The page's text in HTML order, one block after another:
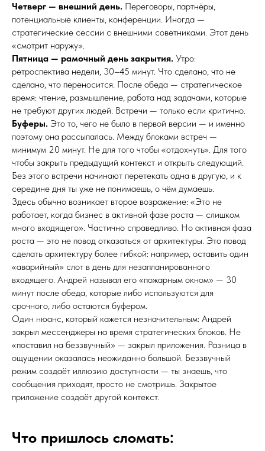
Четверг — внешний день. Переговоры, партнёры,
потенциальные клиенты, конференции. Иногда —
стратегические сессии с внешними советниками. Этот день
«смотрит наружу».
Пятница — рамочный день закрытия. Утро:
ретроспектива недели, 30–45 минут. Что сделано, что не
сделано, что переносится. После обеда — стратегическое
время: чтение, размышление, работа над задачами, которые
не требуют других людей. Встречи — только если критично.
Буферы. Это то, чего не было в первой версии — и именно
поэтому она рассыпалась. Между блоками встреч —
минимум 20 минут. Не для того чтобы «отдохнуть». Для того
чтобы закрыть предыдущий контекст и открыть следующий.
Без этого встречи начинают перетекать одна в другую, и к
середине дня ты уже не понимаешь, о чём думаешь.
Здесь обычно возникает второе возражение: «Это не
работает, когда бизнес в активной фазе роста — слишком
много входящего». Частично справедливо. Но активная фаза
роста — это не повод отказаться от архитектуры. Это повод
сделать архитектуру более гибкой: например, оставить один
«аварийный» слот в день для незапланированного
входящего. Андрей называл его «пожарным окном» — 30
минут после обеда, которые либо используются для
срочного, либо остаются буфером.
Один нюанс, который кажется незначительным: Андрей
закрыл мессенджеры на время стратегических блоков. Не
«поставил на беззвучный» — закрыл приложения. Разница в
ощущении оказалась неожиданно большой. Беззвучный
режим создаёт иллюзию доступности — ты знаешь, что
сообщения приходят, просто не смотришь. Закрытое
приложение создаёт другой контекст.
Что пришлось сломать: